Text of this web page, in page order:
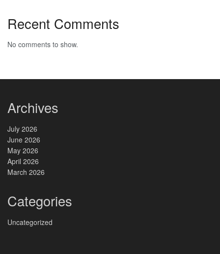
Recent Comments
No comments to show.
Archives
July 2026
June 2026
May 2026
April 2026
March 2026
Categories
Uncategorized